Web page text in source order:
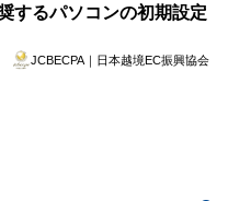
するパソコンの初期設定
JCBECPA｜日本越境EC振興協会